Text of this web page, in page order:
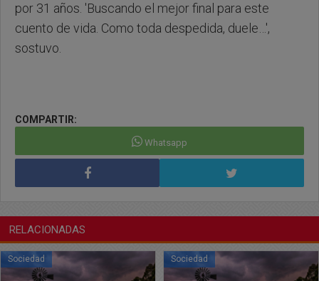
por 31 años. 'Buscando el mejor final para este
cuento de vida. Como toda despedida, duele…',
sostuvo.
COMPARTIR:
Whatsapp
RELACIONADAS
Sociedad Sociedad